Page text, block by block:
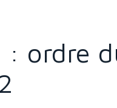
: ordre